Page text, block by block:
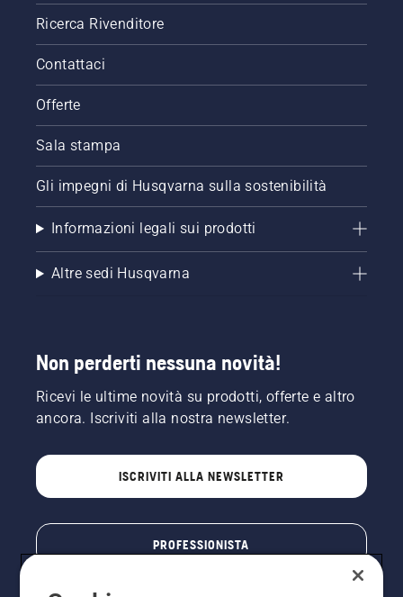
Ricerca Rivenditore
Contattaci
Offerte
Sala stampa
Gli impegni di Husqvarna sulla sostenibilità
Informazioni legali sui prodotti
Altre sedi Husqvarna
Non perderti nessuna novità!
Ricevi le ultime novità su prodotti, offerte e altro
ancora. Iscriviti alla nostra newsletter.
ISCRIVITI ALLA NEWSLETTER
PROFESSIONISTA